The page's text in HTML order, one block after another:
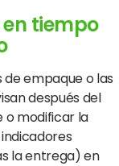
tiempo
de empaque o las
después del
o modificar la
la entrega) en